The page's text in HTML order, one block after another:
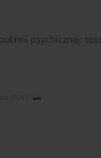
psychicznej:
(PDF)